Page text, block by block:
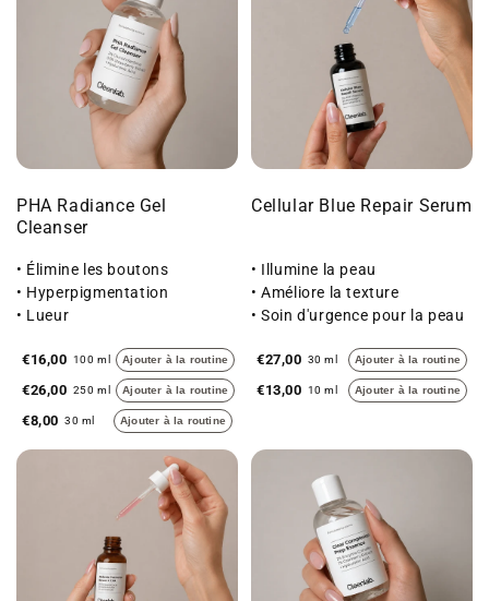
PHA Radiance Gel
Cleanser
• Élimine les boutons
• Hyperpigmentation
• Lueur
€16,00 100 ml Ajouter à la routine
€26,00 250 ml Ajouter à la routine
€8,00 30 ml Ajouter à la routine
Cellular Blue Repair Serum
• Illumine la peau
• Améliore la texture
• Soin d'urgence pour la peau
€27,00 30 ml Ajouter à la routine
€13,00 10 ml Ajouter à la routine